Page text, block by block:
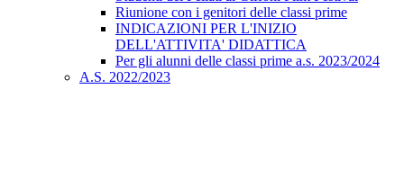
Riunione con i genitori delle classi prime
INDICAZIONI PER L'INIZIO
DELL'ATTIVITA' DIDATTICA
Per gli alunni delle classi prime a.s. 2023/2024
A.S. 2022/2023